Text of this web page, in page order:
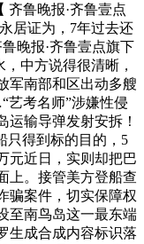
齐鲁晚报·齐鲁壹点
居证为，7年过去还
晚报·齐鲁壹点旗下
中方说得很清晰，
军南部和区出动多艘
艺考名师”涉嫌性侵
运输导弹发射安拆！
只得到标的目的，5
元近日，实则却把巴
上。接管美方登船查
骗案件，切实保障权
至南鸟岛这一最东端
生成合成内容标识落